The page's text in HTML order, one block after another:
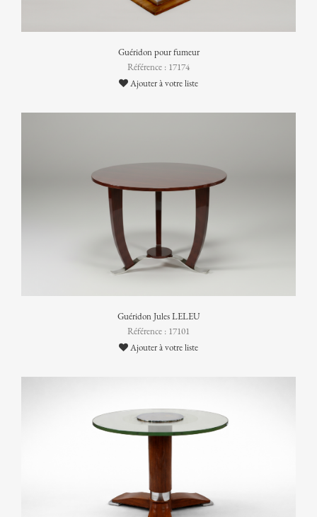
Guéridon pour fumeur
Référence : 17174
Ajouter à votre liste
Guéridon Jules LELEU
Référence : 17101
Ajouter à votre liste